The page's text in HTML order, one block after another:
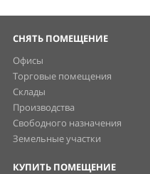
СНЯТЬ ПОМЕЩЕНИЕ
Офисы
Торговые помещения
Склады
Производства
Свободного назначения
Земельные участки
КУПИТЬ ПОМЕЩЕНИЕ